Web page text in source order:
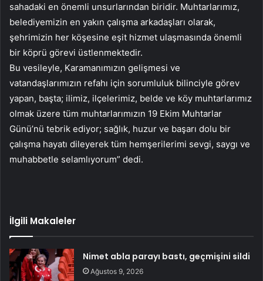
sahadaki en önemli unsurlarından biridir. Muhtarlarımız,
belediyemizin en yakın çalışma arkadaşları olarak,
şehrimizin her köşesine eşit hizmet ulaşmasında önemli
bir köprü görevi üstlenmektedir.
Bu vesileyle, Karamanımızın gelişmesi ve
vatandaşlarımızın refahı için sorumluluk bilinciyle görev
yapan, başta; ilimiz, ilçelerimiz, belde ve köy muhtarlarımız
olmak üzere tüm muhtarlarımızın 19 Ekim Muhtarlar
Günü’nü tebrik ediyor; sağlık, huzur ve başarı dolu bir
çalışma hayatı dileyerek tüm hemşerilerimi sevgi, saygı ve
muhabbetle selamlıyorum” dedi.
İlgili Makaleler
Nimet abla parayı bastı, geçmişini sildi
Ağustos 9, 2026